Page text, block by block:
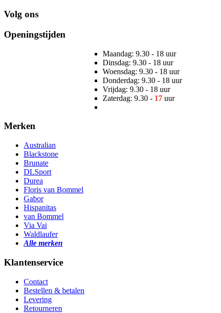
Volg ons
Openingstijden
Maandag: 9.30 - 18 uur
Dinsdag: 9.30 - 18 uur
Woensdag: 9.30 - 18 uur
Donderdag: 9.30 - 18 uur
Vrijdag: 9.30 - 18 uur
Zaterdag: 9.30 - 17 uur
Merken
Australian
Blackstone
Brunate
DLSport
Durea
Floris van Bommel
Gabor
Hispanitas
van Bommel
Via Vai
Waldlaufer
Alle merken
Klantenservice
Contact
Bestellen & betalen
Levering
Retourneren